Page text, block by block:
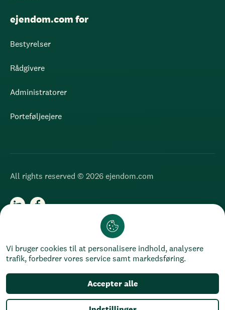
ejendom.com for
Bestyrelser
Rådgivere
Administratorer
Porteføljeejere
All rights reserved © 2026 ejendom.com
Privatlivspolitik
Vi bruger cookies til at personalisere indhold, analysere
trafik, forbedrer vores service samt markedsføring.
Accepter alle